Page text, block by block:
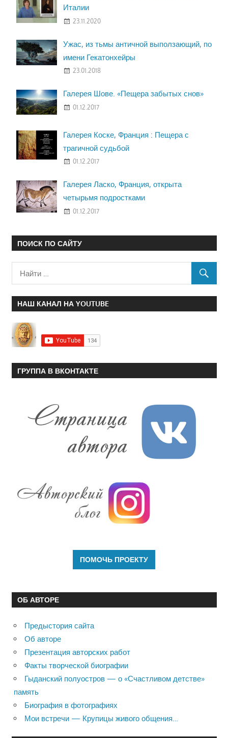
Италии
23.11.2020
Ужас, из тьмы античной выползающий, по
имени Гекатонхейры
23.01.2018
Галерея Шове. «Пещера забытых снов»
01.12.2017
Галерея Коске, Франция : Пещера с
трагичной судьбой
01.12.2017
Галерея Ласко, Франция, открыта
четырьмя подростками
01.12.2017
ПОИСК ПО САЙТУ
НАШ КАНАЛ НА YOUTUBE
ГРУППА В ВКОНТАКТЕ
ОБ АВТОРЕ
Предыстория сайта
Об авторе
Презентация авторских работ
Факты творческой биографии
Гыданский полуостров — о «Счастливом детстве»
память
Биография в фотографиях
Мои встречи — Крупицы живого общения…